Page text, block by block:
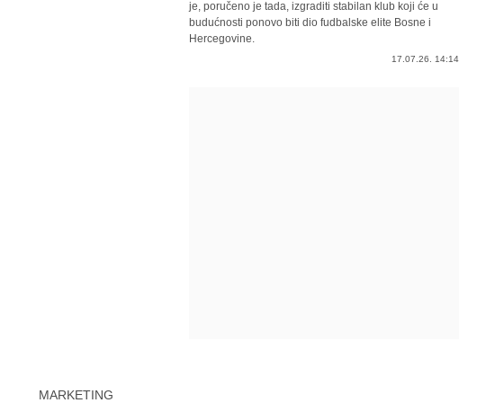
je, poručeno je tada, izgraditi stabilan klub koji će u
budućnosti ponovo biti dio fudbalske elite Bosne i
Hercegovine.
17.07.26. 14:14
MARKETING